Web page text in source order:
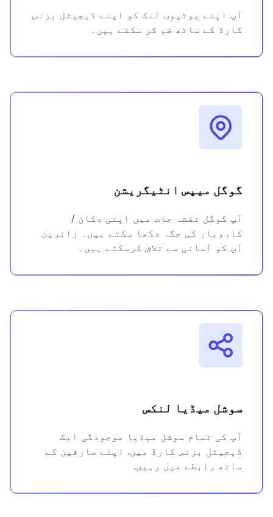
آپ اپنے یوٹیوب لنک کو اپنے ڈیجیٹل بزنس
کارڈ کے ساتھ ضم کر سکتے ہیں۔
گوگل میپس انٹیگریشن
آپ گوگل نقشہ جات میں اپنی دکان /
کاروبار کی جگہ دکھا سکتے ہیں۔ زائرین
آپ کو آسانی سے تلاش کرسکتے ہیں۔
سوشل میڈیا لنکس
آپ کی تمام سوشل میڈیا موجودگی ایک
ڈیجیٹل بزنس کارڈ میں. اپنے صارفین کے
ساتھ رابطے میں رہیں.